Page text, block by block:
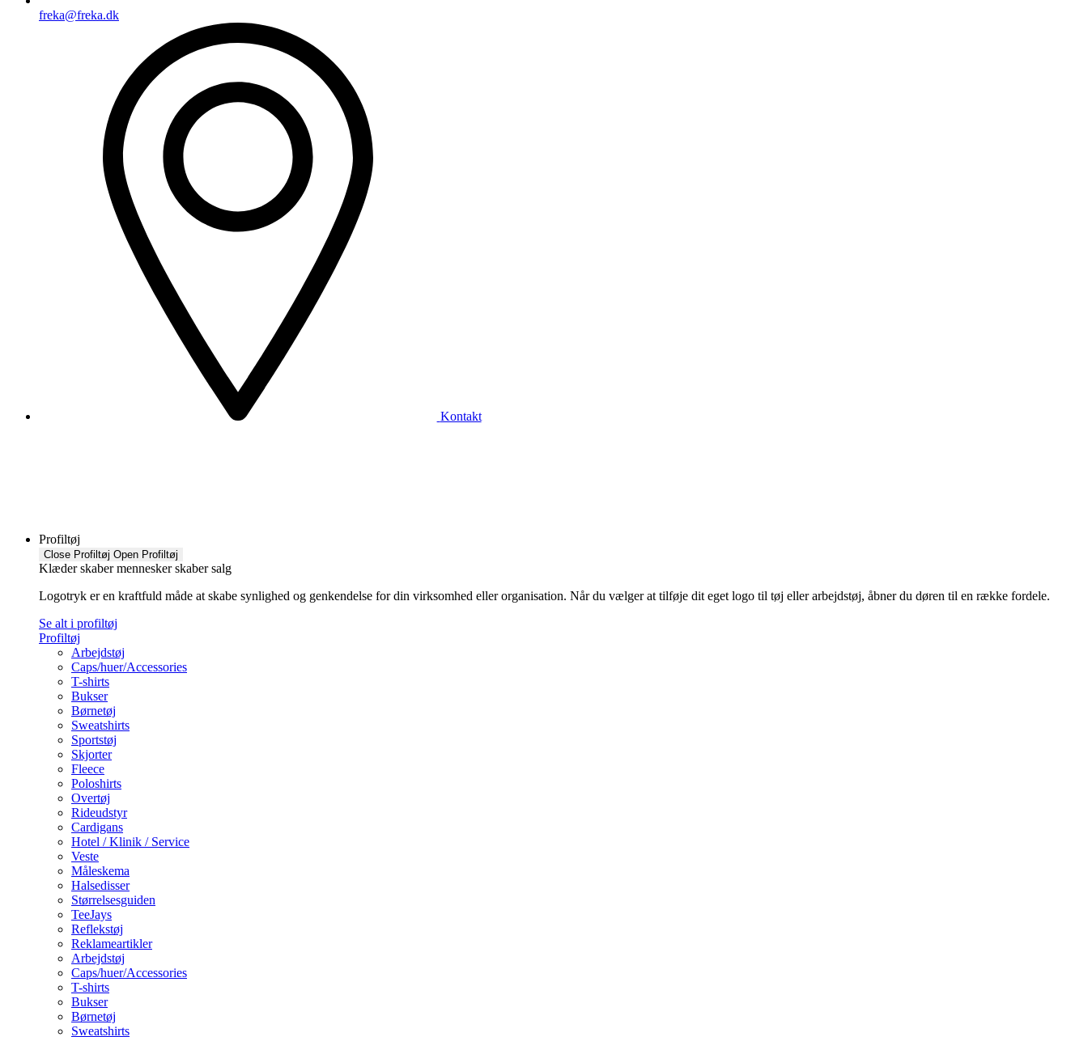
freka@freka.dk
Kontakt
Profiltøj
Close Profiltøj Open Profiltøj
Klæder skaber mennesker skaber salg
Logotryk er en kraftfuld måde at skabe synlighed og genkendelse for din virksomhed eller organisation. Når du vælger at tilføje dit eget logo til tøj eller arbejdstøj, åbner du døren til en række fordele.
Se alt i profiltøj
Profiltøj
Arbejdstøj
Caps/huer/Accessories
T-shirts
Bukser
Børnetøj
Sweatshirts
Sportstøj
Skjorter
Fleece
Poloshirts
Overtøj
Rideudstyr
Cardigans
Hotel / Klinik / Service
Veste
Måleskema
Halsedisser
Størrelsesguiden
TeeJays
Reflekstøj
Reklameartikler
Arbejdstøj
Caps/huer/Accessories
T-shirts
Bukser
Børnetøj
Sweatshirts